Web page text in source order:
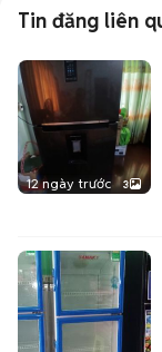
Tin đăng liên
12 ngày trước 3